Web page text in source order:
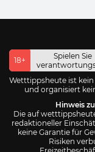
18+
Spielen Sie
Wetttippsheute ist
und organisiert
Hinweis
Die auf
redaktioneller
keine Garantie für
Risiken